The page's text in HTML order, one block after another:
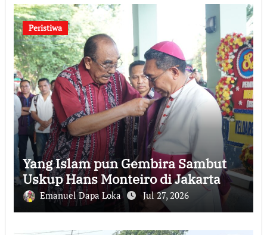
Peristiwa
Yang Islam pun Gembira Sambut
Uskup Hans Monteiro di Jakarta
Emanuel Dapa Loka Jul 27, 2026